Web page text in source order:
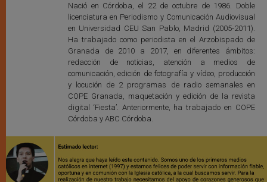
Nació en Córdoba, el 22 de octubre de 1986. Doble
licenciatura en Periodismo y Comunicación Audiovisual
en Universidad CEU San Pablo, Madrid (2005-2011).
Ha trabajado como periodista en el Arzobispado de
Granada de 2010 a 2017, en diferentes ámbitos:
redacción de noticias, atención a medios de
comunicación, edición de fotografía y vídeo, producción
y locución de 2 programas de radio semanales en
COPE Granada, maquetación y edición de la revista
digital ‘Fiesta’. Anteriormente, ha trabajado en COPE
Córdoba y ABC Córdoba.